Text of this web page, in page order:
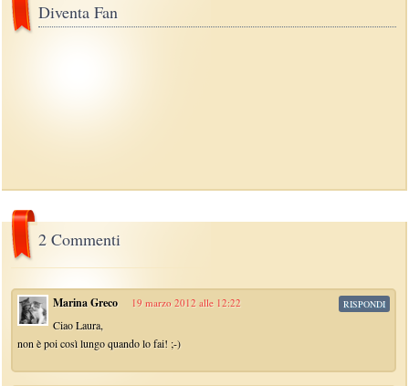
Diventa Fan
2 Commenti
Marina Greco 19 marzo 2012 alle 12:22
Ciao Laura,
non è poi così lungo quando lo fai! ;-)
RISPONDI